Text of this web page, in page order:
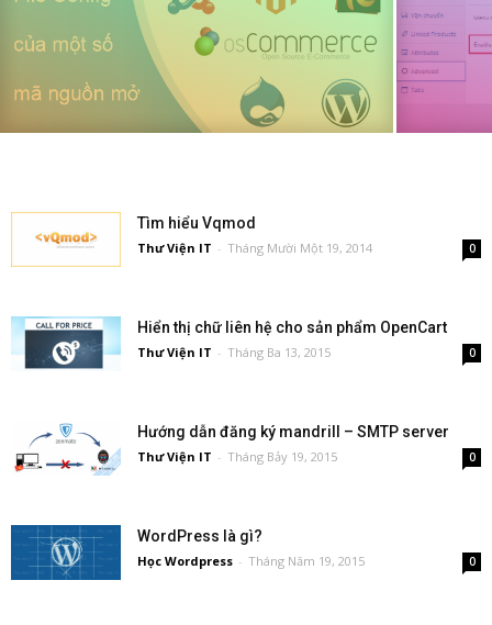
Tìm hiểu Vqmod
Thư Viện IT - Tháng Mười Một 19, 2014 0
Hiển thị chữ liên hệ cho sản phẩm OpenCart
Thư Viện IT - Tháng Ba 13, 2015 0
Hướng dẫn đăng ký mandrill – SMTP server
Thư Viện IT - Tháng Bảy 19, 2015 0
WordPress là gì?
Học Wordpress - Tháng Năm 19, 2015 0